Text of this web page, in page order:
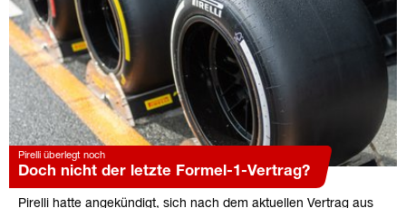
Pirelli überlegt noch
Doch nicht der letzte Formel-1-Vertrag?
Pirelli hatte angekündigt, sich nach dem aktuellen Vertrag aus